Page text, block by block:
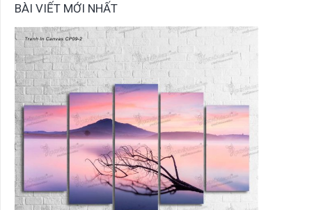
BÀI VIẾT MỚI NHẤT